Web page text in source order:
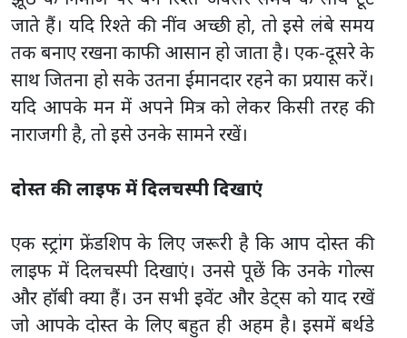
जाते हैं। यदि रिश्ते की नींव अच्छी हो, तो इसे लंबे समय
तक बनाए रखना काफी आसान हो जाता है। एक-दूसरे के
साथ जितना हो सके उतना ईमानदार रहने का प्रयास करें।
यदि आपके मन में अपने मित्र को लेकर किसी तरह की
नाराजगी है, तो इसे उनके सामने रखें।
दोस्त की लाइफ में दिलचस्पी दिखाएं
एक स्ट्रांग फ्रेंडशिप के लिए जरूरी है कि आप दोस्त की
लाइफ में दिलचस्पी दिखाएं। उनसे पूछें कि उनके गोल्स
और हॉबी क्या हैं। उन सभी इवेंट और डेट्स को याद रखें
जो आपके दोस्त के लिए बहुत ही अहम है। इसमें बर्थडे